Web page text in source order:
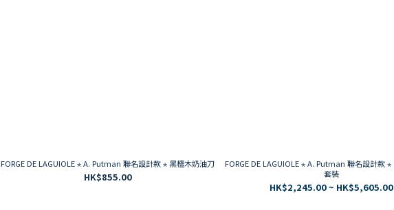
FORGE DE LAGUIOLE ⋆ A. Putman 聯名設計款 ⋆ 黑檀木奶油刀
HK$855.00
FORGE DE LAGUIOLE ⋆ A. Putman 聯名設計款 ⋆ 白蠟木牛排刀
套裝
HK$2,245.00 ~ HK$5,605.00